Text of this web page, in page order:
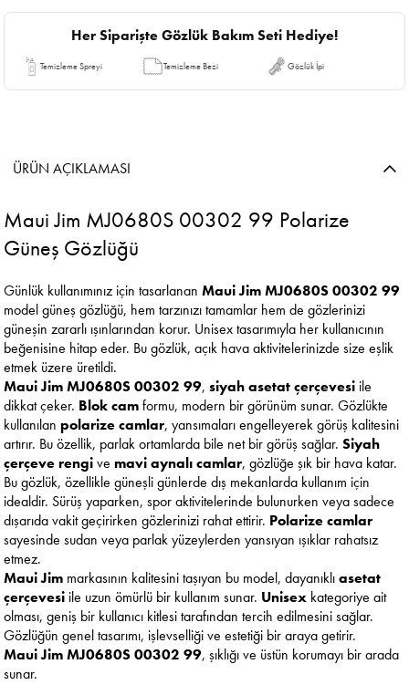
Her Siparişte Gözlük Bakım Seti Hediye!
Temizleme Spreyi Temizleme Bezi Gözlük İpi
ÜRÜN AÇIKLAMASI
Maui Jim MJ0680S 00302 99 Polarize
Güneş Gözlüğü
Günlük kullanımınız için tasarlananMaui Jim MJ0680S 00302 99
model güneş gözlüğü, hem tarzınızı tamamlar hem de gözlerinizi
güneşin zararlı ışınlarından korur. Unisex tasarımıyla her kullanıcının
beğenisine hitap eder. Bu gözlük, açık hava aktivitelerinizde size eşlik
etmek üzere üretildi.
Maui Jim MJ0680S 00302 99,siyah asetat çerçevesi ile
dikkat çeker. Blok camformu, modern bir görünüm sunar. Gözlükte
kullanılanpolarize camlar, yansımaları engelleyerek görüş kalitesini
artırır. Bu özellik, parlak ortamlarda bile net bir görüş sağlar.Siyah
çerçeve rengivemavi aynalı camlar, gözlüğe şık bir hava katar.
Bu gözlük, özellikle güneşli günlerde dış mekanlarda kullanım için
idealdir. Sürüş yaparken, spor aktivitelerinde bulunurken veya sadece
dışarıda vakit geçirirken gözlerinizi rahat ettirir. Polarize camlar
sayesinde sudan veya parlak yüzeylerden yansıyan ışıklar rahatsız
etmez.
Maui Jim markasının kalitesini taşıyan bu model, dayanıklıasetat
çerçevesi ile uzun ömürlü bir kullanım sunar. Unisex kategoriye ait
olması, geniş bir kullanıcı kitlesi tarafından tercih edilmesini sağlar.
Gözlüğün genel tasarımı, işlevselliği ve estetiği bir araya getirir.
Maui Jim MJ0680S 00302 99, şıklığı ve üstün korumayı bir arada
sunar.